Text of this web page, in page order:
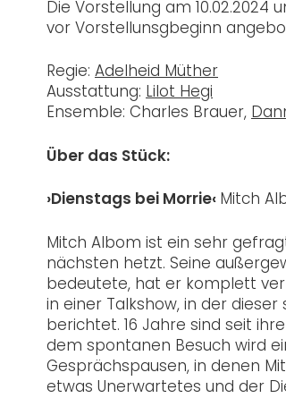
Die Vorstellung am 10.02.2024
vor Vorstellunsgbeginn
Regie: Adelheid Müther
Ausstattung: Lilot Hegi
Ensemble: Charles Brauer,
Über das Stück:
›Dienstags bei Morrie‹ Mitch
Mitch Albom ist ein sehr
nächsten hetzt. Seine
bedeutete, hat er komplett
in einer Talkshow, in der
berichtet. 16 Jahre sind seit
dem spontanen Besuch wird
Gesprächspausen, in denen
etwas Unerwartetes und der